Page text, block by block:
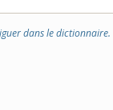
dans le dictionnaire.